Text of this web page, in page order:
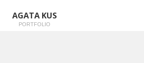
AGATA KUS
PORTFOLIO